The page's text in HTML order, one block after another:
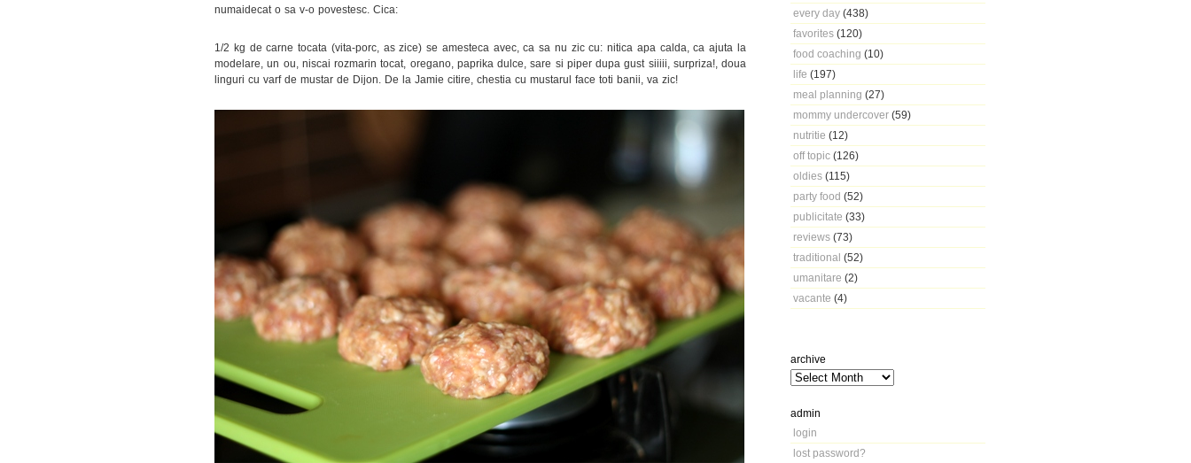
every day (438)
favorites (120)
food coaching (10)
life (197)
meal planning (27)
mommy undercover (59)
nutritie (12)
off topic (126)
oldies (115)
party food (52)
publicitate (33)
reviews (73)
traditional (52)
umanitare (2)
vacante (4)
archive
admin
login
lost password?
numaidecat o sa v-o povestesc. Cica:
1/2 kg de carne tocata (vita-porc, as zice) se amesteca avec, ca sa nu zic cu: nitica apa calda, ca ajuta la
modelare, un ou, niscai rozmarin tocat, oregano, paprika dulce, sare si piper dupa gust siiiii, surpriza!, doua
linguri cu varf de mustar de Dijon. De la Jamie citire, chestia cu mustarul face toti banii, va zic!